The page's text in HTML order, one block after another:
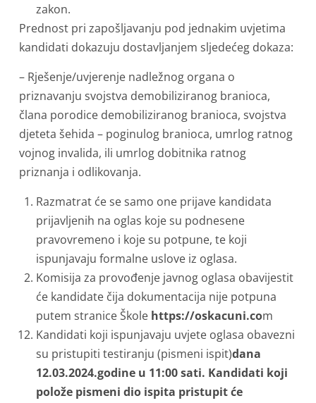
zakon.
Prednost pri zapošljavanju pod jednakim uvjetima
kandidati dokazuju dostavljanjem sljedećeg dokaza:
– Rješenje/uvjerenje nadležnog organa o
priznavanju svojstva demobiliziranog branioca,
člana porodice demobiliziranog branioca, svojstva
djeteta šehida – poginulog branioca, umrlog ratnog
vojnog invalida, ili umrlog dobitnika ratnog
priznanja i odlikovanja.
Razmatrat će se samo one prijave kandidata
prijavljenih na oglas koje su podnesene
pravovremeno i koje su potpune, te koji
ispunjavaju formalne uslove iz oglasa.
Komisija za provođenje javnog oglasa obavijestit
će kandidate čija dokumentacija nije potpuna
putem stranice Škole https://oskacuni.com
Kandidati koji ispunjavaju uvjete oglasa obavezni
su pristupiti testiranju (pismeni ispit)dana
12.03.2024.godine u 11:00 sati. Kandidati koji
polože pismeni dio ispita pristupit će